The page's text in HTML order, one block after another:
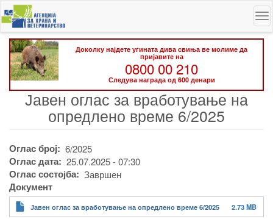
Skip
to
main
content
Доколку најдете угината дива свиња ве молиме да
пријавите на
0800 00 210
Следува награда од 600 денари
Јавен оглас за вработување на
опредлено време 6/2025
Оглас број 6/2025
Оглас дата 25.07.2025 - 07:30
Оглас состојба Завршен
Документ
Јавен оглас за вработување на опредлено време 6/2025 2.73 MB